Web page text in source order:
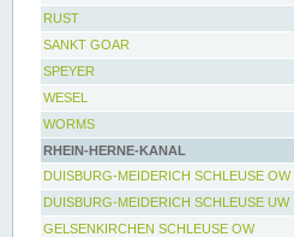
RUST
SANKT GOAR
SPEYER
WESEL
WORMS
RHEIN-HERNE-KANAL
DUISBURG-MEIDERICH SCHLEUSE OW
DUISBURG-MEIDERICH SCHLEUSE UW
GELSENKIRCHEN SCHLEUSE OW